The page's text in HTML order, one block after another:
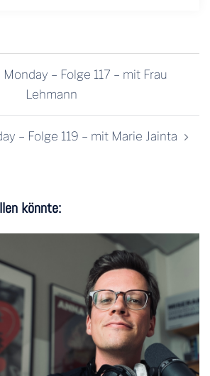
– Folge 117 – mit Frau
Lehmann
– Folge 119 – mit Marie Jainta
könnte: